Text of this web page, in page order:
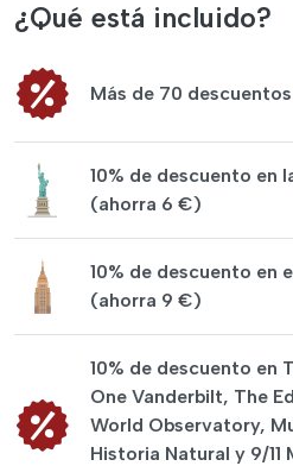
¿Qué está incluido?
Más de 70
10% de descuento en
(ahorra 6 €)
10% de descuento en
(ahorra 9 €)
10% de descuento en
One Vanderbilt, The
World Observatory,
Historia Natural y 9/11